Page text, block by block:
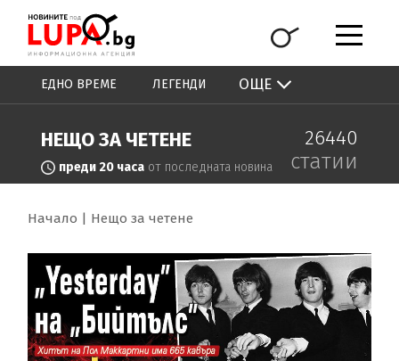
ЕДНО ВРЕМЕ ЛЕГЕНДИ ОЩЕ
НЕЩО ЗА ЧЕТЕНЕ
преди 20 часа от последната новина
26440
статии
Начало Нещо за четене